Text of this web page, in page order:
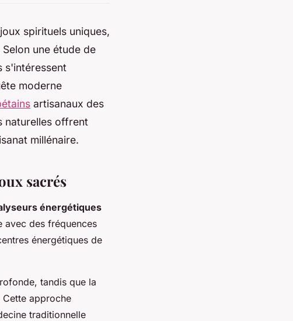
spirituels uniques,
une étude de
s'intéressent
moderne
artisanaux des
naturelles offrent
millénaire.
sacrés
énergétiques
avec des fréquences
énergétiques de
tandis que la
approche
traditionnelle